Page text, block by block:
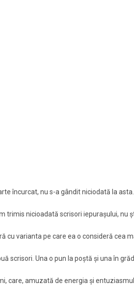
încurcat, nu s-a gândit niciodată la asta.
trimis nicioadată scrisori iepurașului, nu
cu varianta pe care ea o consideră cea
scrisori. Una o pun la poștă și una în
care, amuzată de energia și